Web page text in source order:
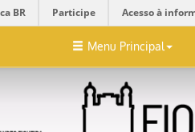
BR Participe Acesso à
Menu Principal